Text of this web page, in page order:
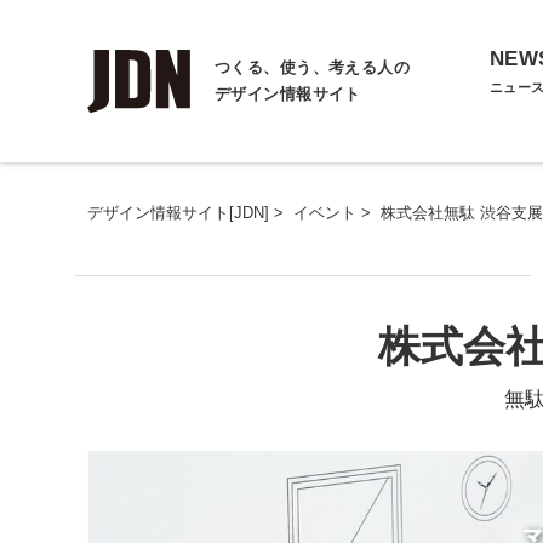
つくる、使う、考える人の
デザイン情報サイト
ニュー
デザイン情報サイト[JDN] > イベント > 株式会社無駄 渋谷支展
株式会
無